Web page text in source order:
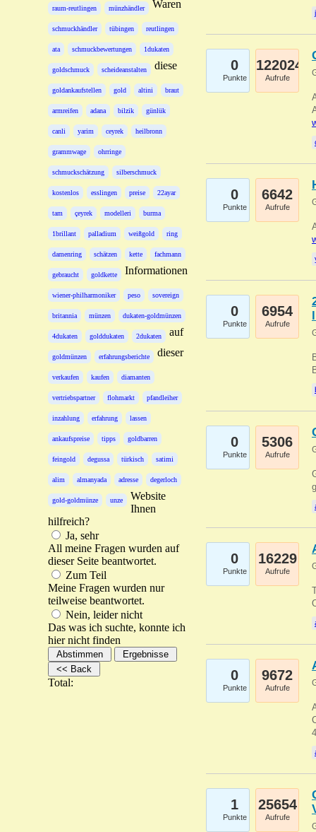
raum-reutlingen münzhändler
schmuckhändler tübingen reutlingen
ata schmuckbewertungen 1dukaten
goldschmuck scheideanstalten
goldankaufstellen gold altini braut
armreifen adana bilzik günlük
canli yarim ceyrek heilbronn
grammwage ohrringe
schmuckschätzung silberschmuck
kostenlos esslingen preise 22ayar
tam çeyrek modelleri burma
1brillant palladium weißgold ring
damenring schätzen kette fachmann
gebraucht goldkette
wiener-philharmoniker peso sovereign
britannia münzen dukaten-goldmünzen
4dukaten golddukaten 2dukaten
goldmünzen erfahrungsberichte
verkaufen kaufen diamanten
vertriebspartner flohmarkt pfandleiher
inzahlung erfahrung lassen
ankaufspreise tipps goldbarren
feingold degussa türkisch satimi
alim almanyada adresse degerloch
gold-goldmünze unze
Waren
diese
Informationen
auf
dieser
Website
Ihnen
hilfreich?
Ja, sehr
All meine Fragen wurden auf
dieser Seite beantwortet.
Zum Teil
Meine Fragen wurden nur
teilweise beantwortet.
Nein, leider nicht
Das was ich suchte, konnte ich
hier nicht finden
Total:
0
Punkte
122024
Aufrufe
0
Punkte
6642
Aufrufe
0
Punkte
6954
Aufrufe
0
Punkte
5306
Aufrufe
0
Punkte
16229
Aufrufe
0
Punkte
9672
Aufrufe
1
Punkte
25654
Aufrufe